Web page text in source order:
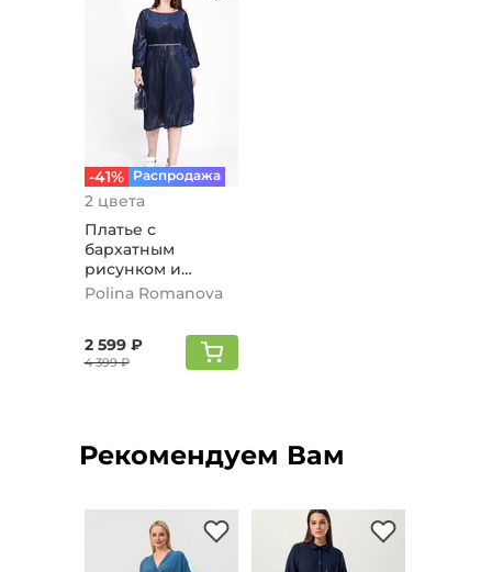
-41% Распродажа
2 цвета
Платье с
бархатным
рисунком и
люрексом, синий
Polina Romanova
2 599 ₽
4 399 ₽
Рекомендуем Вам